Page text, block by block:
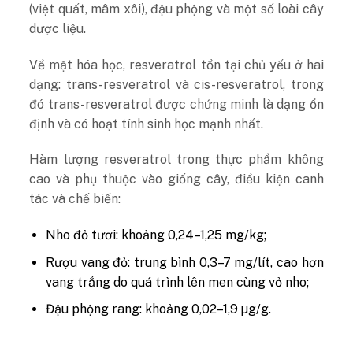
(việt quất, mâm xôi), đậu phộng và một số loài cây
dược liệu.
Về mặt hóa học, resveratrol tồn tại chủ yếu ở hai
dạng: trans-resveratrol và cis-resveratrol, trong
đó trans-resveratrol được chứng minh là dạng ổn
định và có hoạt tính sinh học mạnh nhất.
Hàm lượng resveratrol trong thực phẩm không
cao và phụ thuộc vào giống cây, điều kiện canh
tác và chế biến:
Nho đỏ tươi: khoảng 0,24–1,25 mg/kg;
Rượu vang đỏ: trung bình 0,3–7 mg/lít, cao hơn
vang trắng do quá trình lên men cùng vỏ nho;
Đậu phộng rang: khoảng 0,02–1,9 µg/g.